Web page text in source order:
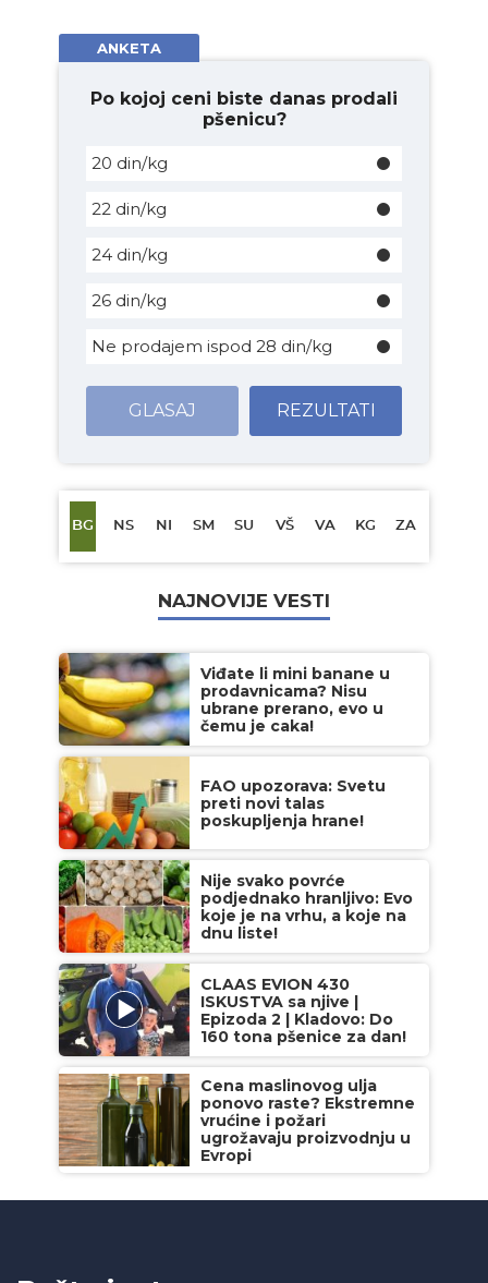
ANKETA
Po kojoj ceni biste danas prodali
pšenicu?
20 din/kg
22 din/kg
24 din/kg
26 din/kg
Ne prodajem ispod 28 din/kg
GLASAJ REZULTATI
BG NS NI SM SU VŠ VA KG ZA
NAJNOVIJE VESTI
Viđate li mini banane u
prodavnicama? Nisu
ubrane prerano, evo u
čemu je caka!
FAO upozorava: Svetu
preti novi talas
poskupljenja hrane!
Nije svako povrće
podjednako hranljivo: Evo
koje je na vrhu, a koje na
dnu liste!
CLAAS EVION 430
ISKUSTVA sa njive |
Epizoda 2 | Kladovo: Do
160 tona pšenice za dan!
Cena maslinovog ulja
ponovo raste? Ekstremne
vrućine i požari
ugrožavaju proizvodnju u
Evropi